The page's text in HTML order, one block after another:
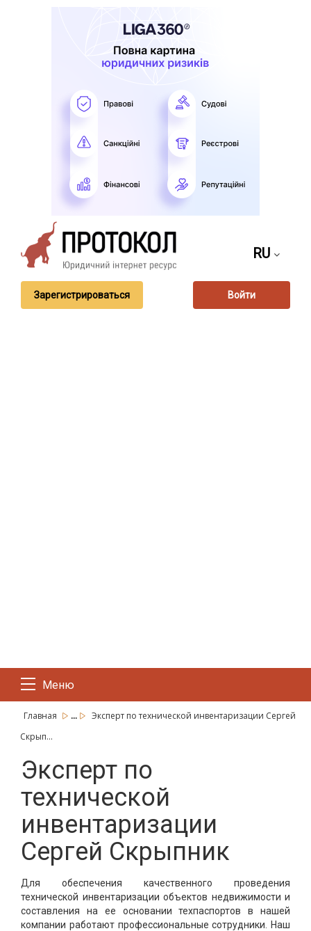
RU
Зарегистрироваться Войти
Меню
Главная ...
Эксперт по технической инвентаризации Сергей
Скрып...
Эксперт по
технической
инвентаризации
Сергей Скрыпник
Для обеспечения качественного проведения
технической инвентаризации объектов недвижимости и
составления на ее основании техпаспортов в нашей
компании работают профессиональные сотрудники. Наш